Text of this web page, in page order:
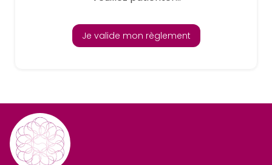
Je valide mon règlement